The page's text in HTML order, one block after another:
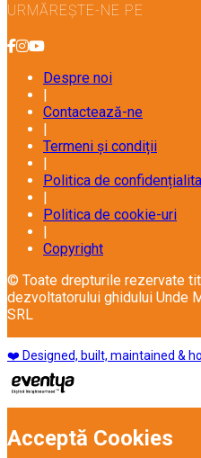
URMĂREȘTE-NE PE
Despre noi
|
Contactează-ne
|
Termeni și condiții
|
Politica de
|
Politica de cookie-uri
|
Copyright
© Toate drepturile rezervate
dezvoltatorului ghidului Unde
SRL
❤️ Designed, built, maintained &
Acceptă Cookies